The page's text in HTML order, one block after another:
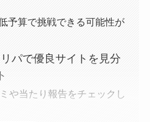
予算で挑戦できる可能性が
パで優良サイトを見分
や当たり報告をチェックし